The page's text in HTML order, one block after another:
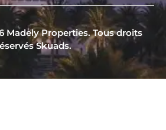
Madely Properties. Tous droits
Skuads.